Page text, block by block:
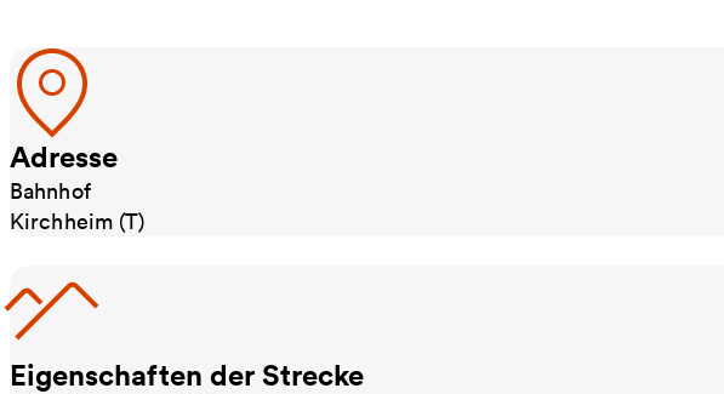
Adresse
Bahnhof
Kirchheim (T)
Eigenschaften der Strecke